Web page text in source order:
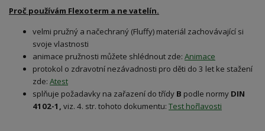
Proč používám Flexoterm a ne vatelín.
velmi pružný a načechraný (Fluffy) materiál zachovávající si
svoje vlastnosti
animace pružnosti můžete shlédnout zde: Animace
protokol o zdravotní nezávadnosti pro děti do 3 let ke stažení
zde: Atest
splňuje požadavky na zařazení do třídy B podle normy DIN
4102-1, viz. 4. str. tohoto dokumentu: Test hořlavosti